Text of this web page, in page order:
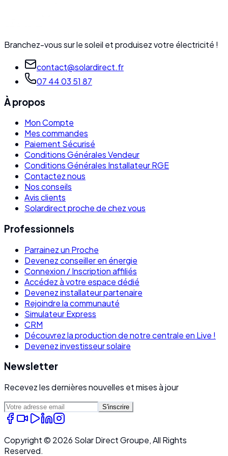
Branchez-vous sur le soleil et produisez votre électricité !
contact@solardirect.fr
07 44 03 51 87
À propos
Mon Compte
Mes commandes
Paiement Sécurisé
Conditions Générales Vendeur
Conditions Générales Installateur RGE
Contactez nous
Nos conseils
Avis clients
Solardirect proche de chez vous
Professionnels
Parrainez un Proche
Devenez conseiller en énergie
Connexion / Inscription affiliés
Accédez à votre espace dédié
Devenez installateur partenaire
Rejoindre la communauté
Simulateur Express
CRM
Découvrez la production de notre centrale en Live !
Devenez investisseur solaire
Newsletter
Recevez les dernières nouvelles et mises à jour
S'inscrire
Copyright © 2026 Solar Direct Groupe, All Rights
Reserved.